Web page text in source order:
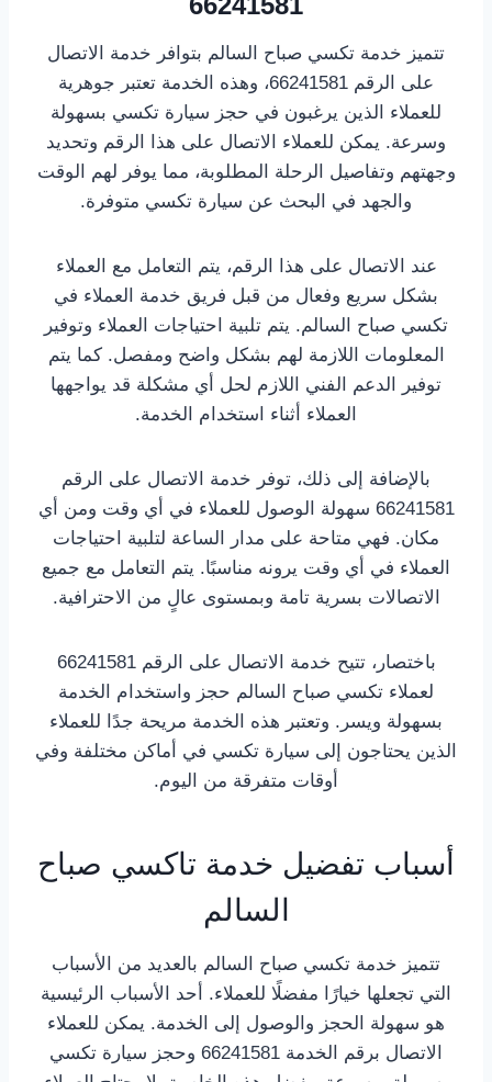
تتميز خدمة تكسي صباح السالم بتوافر خدمة الاتصال
على الرقم 66241581، وهذه الخدمة تعتبر جوهرية
للعملاء الذين يرغبون في حجز سيارة تكسي بسهولة
وسرعة. يمكن للعملاء الاتصال على هذا الرقم وتحديد
وجهتهم وتفاصيل الرحلة المطلوبة، مما يوفر لهم الوقت
والجهد في البحث عن سيارة تكسي متوفرة.
عند الاتصال على هذا الرقم، يتم التعامل مع العملاء
بشكل سريع وفعال من قبل فريق خدمة العملاء في
تكسي صباح السالم. يتم تلبية احتياجات العملاء وتوفير
المعلومات اللازمة لهم بشكل واضح ومفصل. كما يتم
توفير الدعم الفني اللازم لحل أي مشكلة قد يواجهها
العملاء أثناء استخدام الخدمة.
بالإضافة إلى ذلك، توفر خدمة الاتصال على الرقم
66241581 سهولة الوصول للعملاء في أي وقت ومن أي
مكان. فهي متاحة على مدار الساعة لتلبية احتياجات
العملاء في أي وقت يرونه مناسبًا. يتم التعامل مع جميع
الاتصالات بسرية تامة وبمستوى عالٍ من الاحترافية.
باختصار، تتيح خدمة الاتصال على الرقم 66241581
لعملاء تكسي صباح السالم حجز واستخدام الخدمة
بسهولة ويسر. وتعتبر هذه الخدمة مريحة جدًا للعملاء
الذين يحتاجون إلى سيارة تكسي في أماكن مختلفة وفي
أوقات متفرقة من اليوم.
أسباب تفضيل خدمة تاكسي صباح
السالم
تتميز خدمة تكسي صباح السالم بالعديد من الأسباب
التي تجعلها خيارًا مفضلًا للعملاء. أحد الأسباب الرئيسية
هو سهولة الحجز والوصول إلى الخدمة. يمكن للعملاء
الاتصال برقم الخدمة 66241581 وحجز سيارة تكسي